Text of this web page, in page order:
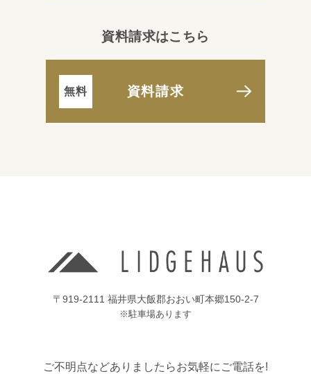
資料請求はこちら
資料請求
〒919-2111 福井県大飯郡おおい町本郷150-2-7
※駐車場あります
ご不明点などありましたらお気軽にご電話を!